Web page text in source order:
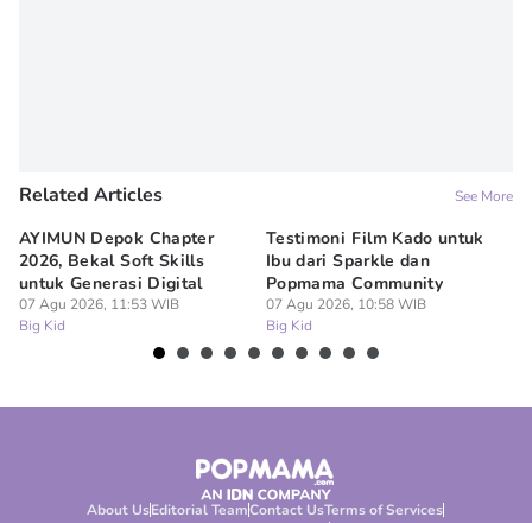
Related Articles See More
AYIMUN Depok Chapter
2026, Bekal Soft Skills
untuk Generasi Digital
07 Agu 2026, 11:53 WIB
Big Kid
Testimoni Film Kado untuk
Ibu dari Sparkle dan
Popmama Community
07 Agu 2026, 10:58 WIB
Big Kid
About UsEditorial TeamContact UsTerms of Services